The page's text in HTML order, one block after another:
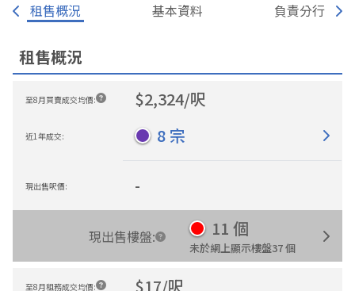
租售概況 基本資料 負責分行
租售概況
至8月買賣成交均價: $2,324/呎
近1年成交: 8 宗
現出售呎價: -
現出售樓盤: 11 個
未於網上顯示樓盤37個
至8月租務成交均價: $17/呎